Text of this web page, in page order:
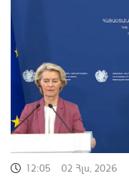
12:05 02 Հլս, 2026